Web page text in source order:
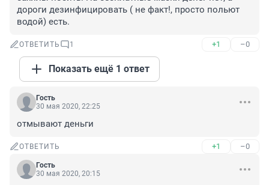
дороги дезинфицировать ( не факт!, просто польют
водой) есть.
ОТВЕТИТЬ 1 +1 –0
Показать ещё 1 ответ
Гость
30 мая 2020, 22:25
отмывают деньги
ОТВЕТИТЬ +1 –0
Гость
30 мая 2020, 20:15